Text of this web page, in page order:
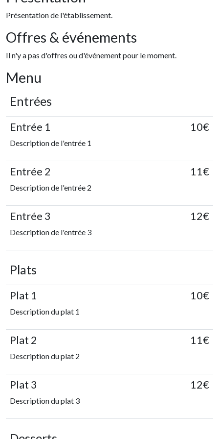
Présentation de l'établissement.
Offres & événements
Il n'y a pas d'offres ou d'événement pour le moment.
Menu
Entrées
Entrée 1
Description de l'entrée 1
10€
Entrée 2
Description de l'entrée 2
11€
Entrée 3
Description de l'entrée 3
12€
Plats
Plat 1
Description du plat 1
10€
Plat 2
Description du plat 2
11€
Plat 3
Description du plat 3
12€